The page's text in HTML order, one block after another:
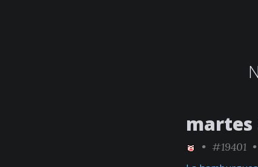
martes
• #19401